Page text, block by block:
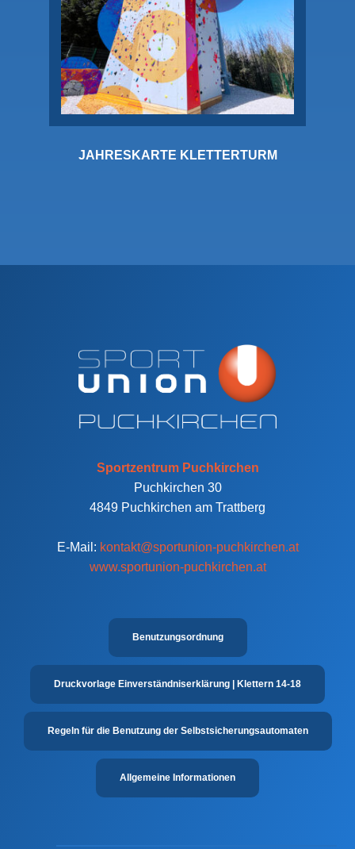
JAHRESKARTE KLETTERTURM
Sportzentrum Puchkirchen
Puchkirchen 30
4849 Puchkirchen am Trattberg
E-Mail: kontakt@sportunion-puchkirchen.at
www.sportunion-puchkirchen.at
Benutzungsordnung
Druckvorlage Einverständniserklärung | Klettern 14-18
Regeln für die Benutzung der Selbst­sicherungs­automaten
Allgemeine Informationen